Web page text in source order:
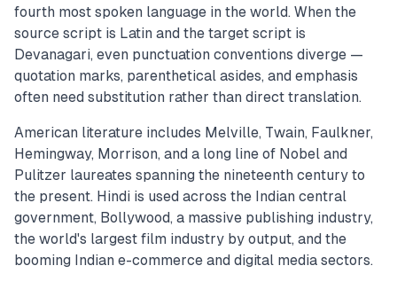
fourth most spoken language in the world. When the
source script is Latin and the target script is
Devanagari, even punctuation conventions diverge —
quotation marks, parenthetical asides, and emphasis
often need substitution rather than direct translation.
American literature includes Melville, Twain, Faulkner,
Hemingway, Morrison, and a long line of Nobel and
Pulitzer laureates spanning the nineteenth century to
the present. Hindi is used across the Indian central
government, Bollywood, a massive publishing industry,
the world's largest film industry by output, and the
booming Indian e-commerce and digital media sectors.